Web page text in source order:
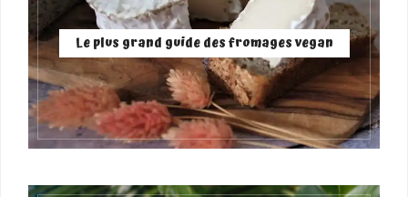
Le plus grand guide des fromages vegan